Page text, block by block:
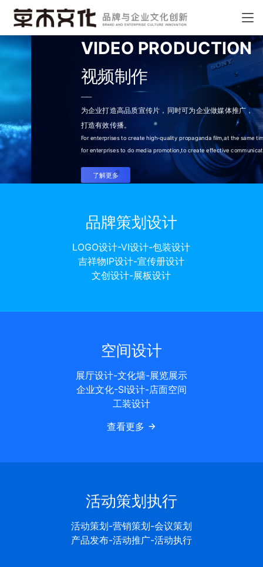
VIDEO PRODUCTION
视频制作
为企业打造高品质宣传片，同时可为企业做媒体推广，
打造有效传播。
For enterprises to create high-quality propaganda film,at the same time
for enterprises to do media promotion,to create effective communication.
品牌策划设计
LOGO设计-VI设计-包装设计
吉祥物IP设计-宣传册设计
文创设计-展板设计
空间设计
展厅设计-文化墙-展览展示
企业文化-SI设计-店面空间
工装设计
查看更多
活动策划执行
活动策划-营销策划-会议策划
产品发布-活动推广-活动执行